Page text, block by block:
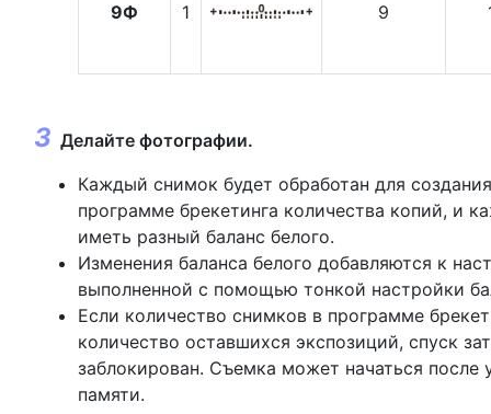
9Ф 1 9
Делайте фотографии.
Каждый снимок будет обработан для
программе брекетинга количества копий, и
иметь разный баланс белого.
Изменения баланса белого добавляются к
выполненной с помощью тонкой настройки
Если количество снимков в программе
количество оставшихся экспозиций, спуск
заблокирован. Съемка может начаться после
памяти.